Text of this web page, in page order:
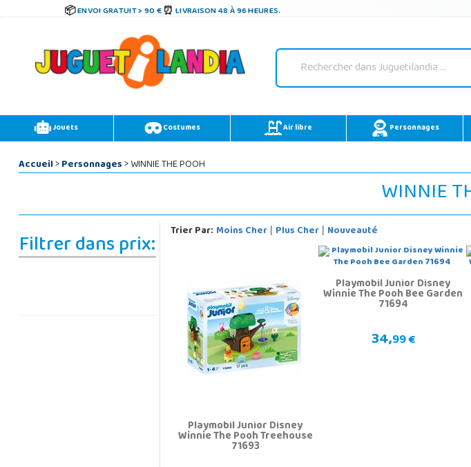
ENVOI GRATUIT > 90 € LIVRAISON 48 À 96 HEURES.
Jouets Costumes Air libre Personnages
Accueil>Personnages> WINNIE THE POOH
WINNIE
Filtrer dans prix: Trier Par: Moins Cher| Plus Cher| Nouveauté
Playmobil Junior Disney
Winnie The Pooh Treehouse
71693
Playmobil Junior Disney
Winnie The Pooh Bee Garden
71694
34,99 €